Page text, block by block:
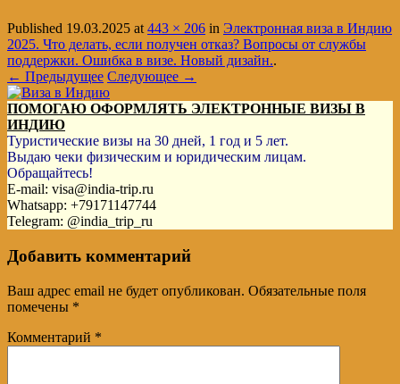
Published 19.03.2025 at443 × 206 in Электронная виза в Индию
2025. Что делать, если получен отказ? Вопросы от службы
поддержки. Ошибка в визе. Новый дизайн..
← Предыдущее Следующее →
ПОМОГАЮ ОФОРМЛЯТЬ ЭЛЕКТРОННЫЕ ВИЗЫ В
ИНДИЮ
Туристические визы на 30 дней, 1 год и 5 лет.
Выдаю чеки физическим и юридическим лицам.
Обращайтесь!
E-mail: visa@india-trip.ru
Whatsapp: +79171147744
Telegram: @india_trip_ru
Добавить комментарий
Ваш адрес email не будет опубликован. Обязательные поля
помечены *
Комментарий *